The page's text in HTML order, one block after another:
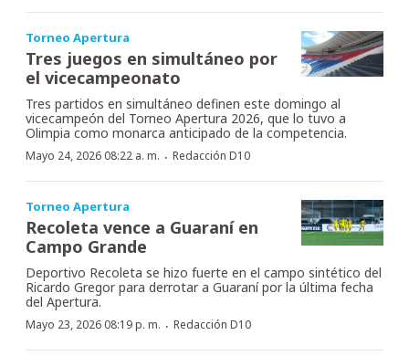
Torneo Apertura
Tres juegos en simultáneo por
el vicecampeonato
Tres partidos en simultáneo definen este domingo al
vicecampeón del Torneo Apertura 2026, que lo tuvo a
Olimpia como monarca anticipado de la competencia.
Mayo 24, 2026 08:22 a. m. · Redacción D10
Torneo Apertura
Recoleta vence a Guaraní en
Campo Grande
Deportivo Recoleta se hizo fuerte en el campo sintético del
Ricardo Gregor para derrotar a Guaraní por la última fecha
del Apertura.
Mayo 23, 2026 08:19 p. m. · Redacción D10